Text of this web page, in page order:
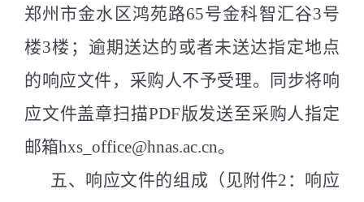
郑州市金水区鸿苑路65号金科智汇谷3号
楼3楼；逾期送达的或者未送达指定地点
的响应文件，采购人不予受理。同步将响
应文件盖章扫描PDF版发送至采购人指定
邮箱hxs_office@hnas.ac.cn。
五、响应文件的组成（见附件2：响应